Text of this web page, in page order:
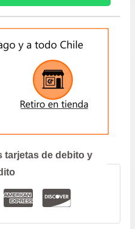
tarjetas de debito y